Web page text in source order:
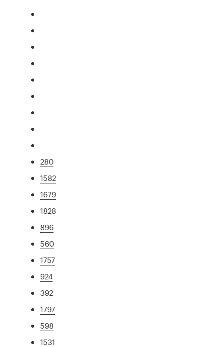
280
1582
1679
1828
896
560
1757
924
392
1797
598
1531